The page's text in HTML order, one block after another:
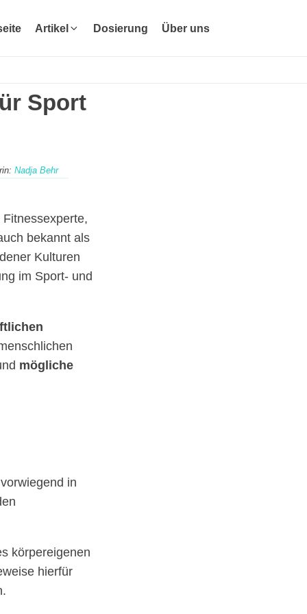
Artikel Dosierung Über uns
Sport
Nadja Behr
bekannt als
Kulturen
im Sport- und
mögliche
in
körpereigenen
hierfür